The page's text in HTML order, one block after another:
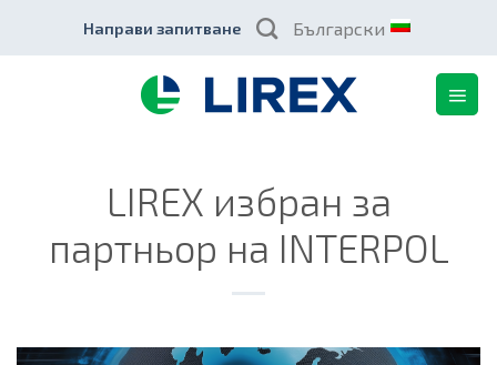
content
Направи запитване Български
LIREX избран за
партньор на INTERPOL